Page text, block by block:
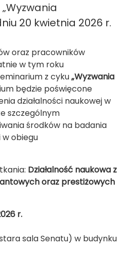
20 kwietnia 2026 r.
oraz pracowników
w tym roku
z cyku„Wyzwania
będzie poświęcone
działalności naukowej w
szczególnym
środków na badania
obiegu
Działalność naukowa z
oraz prestiżowych
r.
sala Senatu) w budynku